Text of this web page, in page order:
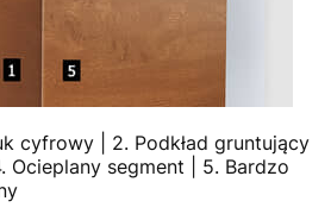
cyfrowy | 2. Podkład gruntujący
Ocieplany segment | 5. Bardzo